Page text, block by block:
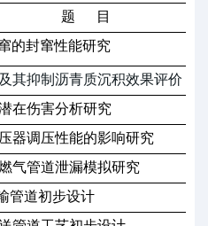
题 目
的封窜性能研究
其抑制沥青质沉积效果评价
在伤害分析研究
器调压性能的影响研究
气管道泄漏模拟研究
管道初步设计